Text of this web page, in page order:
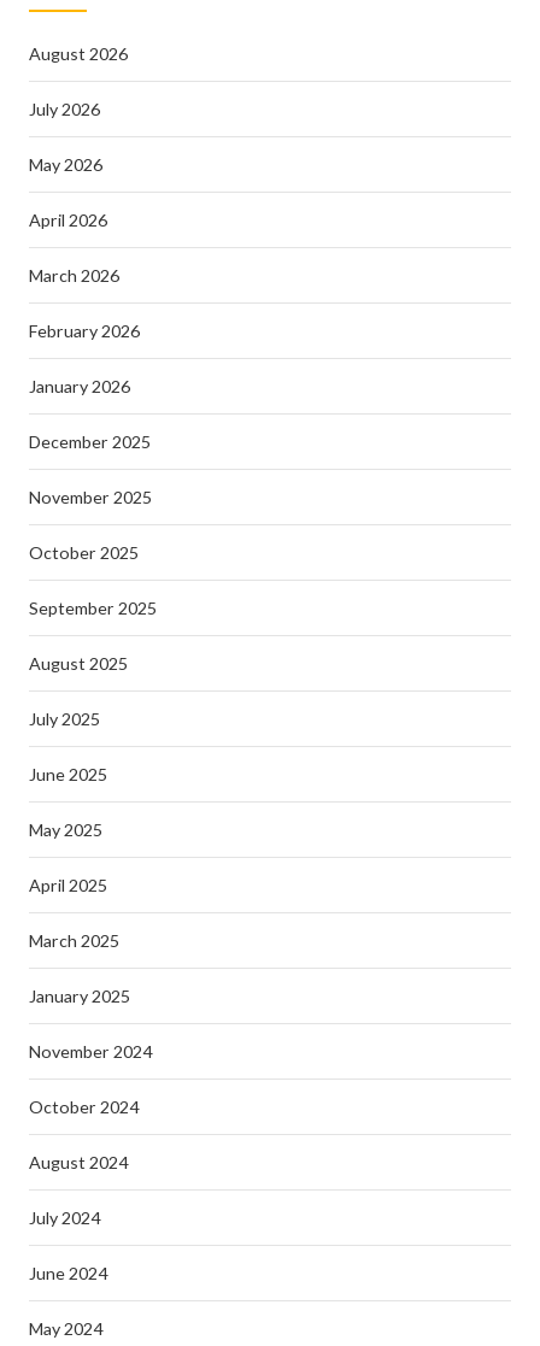
August 2026
July 2026
May 2026
April 2026
March 2026
February 2026
January 2026
December 2025
November 2025
October 2025
September 2025
August 2025
July 2025
June 2025
May 2025
April 2025
March 2025
January 2025
November 2024
October 2024
August 2024
July 2024
June 2024
May 2024